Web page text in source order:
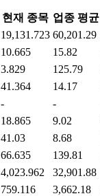
현재 종목 업종 평균
19,131.723 60,201.29
10.665 15.82
3.829 125.79
41.364 14.17
- -
18.865 9.02
41.03 8.68
66.635 139.81
4,023.962 32,901.88
759.116 3,662.18